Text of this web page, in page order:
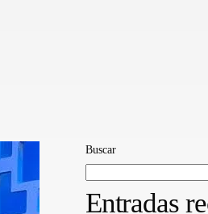
Buscar
Entradas